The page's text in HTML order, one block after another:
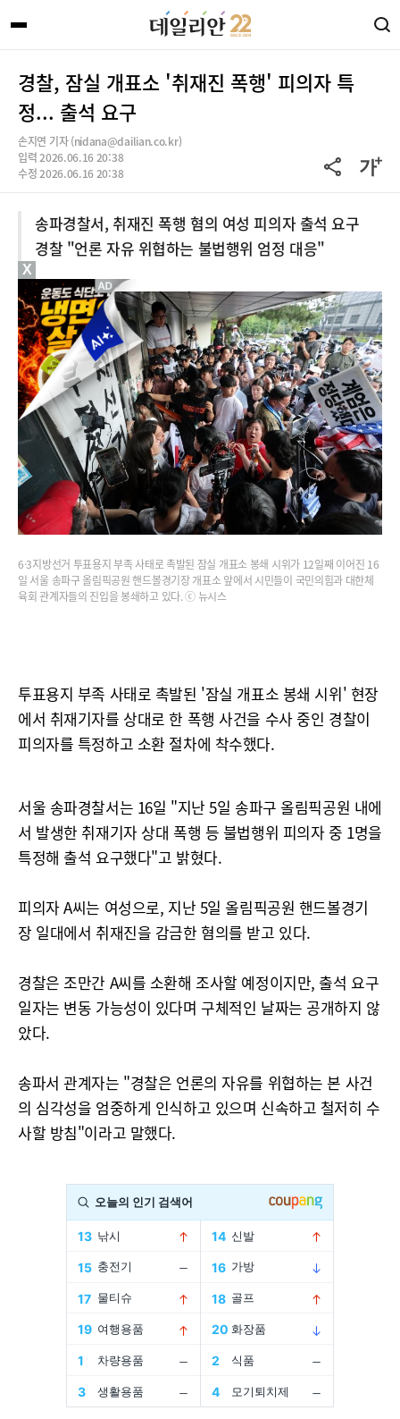
경찰, 잠실 개표소 '취재진 폭행' 피의자 특
정... 출석 요구
손지연 기자 (nidana@dailian.co.kr)
입력 2026.06.16 20:38
수정 2026.06.16 20:38
송파경찰서, 취재진 폭행 혐의 여성 피의자 출석 요구
경찰 "언론 자유 위협하는 불법행위 엄정 대응"
6·3지방선거 투표용지 부족 사태로 촉발된 잠실 개표소 봉쇄 시위가 12일째 이어진 16
일 서울 송파구 올림픽공원 핸드볼경기장 개표소 앞에서 시민들이 국민의힘과 대한체
육회 관계자들의 진입을 봉쇄하고 있다. ⓒ 뉴시스
투표용지 부족 사태로 촉발된 '잠실 개표소 봉쇄 시위' 현장
에서 취재기자를 상대로 한 폭행 사건을 수사 중인 경찰이
피의자를 특정하고 소환 절차에 착수했다.
서울 송파경찰서는 16일 "지난 5일 송파구 올림픽공원 내에
서 발생한 취재기자 상대 폭행 등 불법행위 피의자 중 1명을
특정해 출석 요구했다"고 밝혔다.
피의자 A씨는 여성으로, 지난 5일 올림픽공원 핸드볼경기
장 일대에서 취재진을 감금한 혐의를 받고 있다.
경찰은 조만간 A씨를 소환해 조사할 예정이지만, 출석 요구
일자는 변동 가능성이 있다며 구체적인 날짜는 공개하지 않
았다.
송파서 관계자는 "경찰은 언론의 자유를 위협하는 본 사건
의 심각성을 엄중하게 인식하고 있으며 신속하고 철저히 수
사할 방침"이라고 말했다.
X